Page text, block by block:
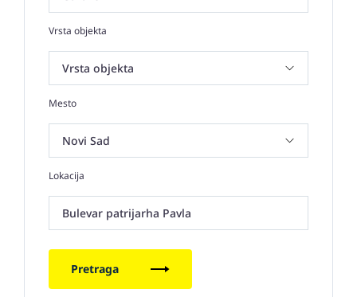
Vrsta objekta
Mesto
Lokacija
Bulevar patrijarha Pavla
Pretraga